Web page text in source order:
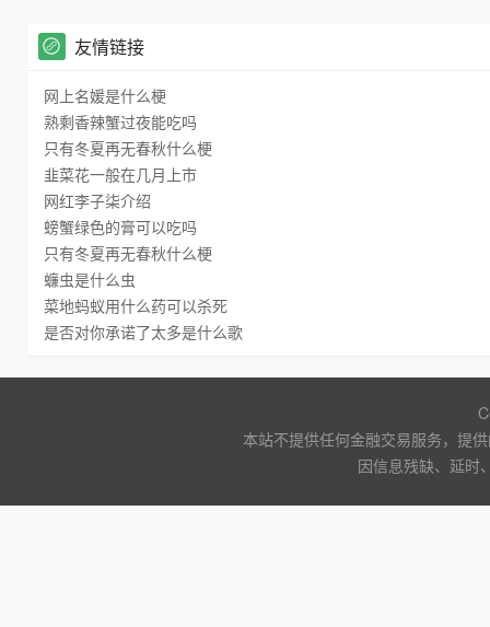
友情链接
网上名媛是什么梗
熟剩香辣蟹过夜能吃吗
只有冬夏再无春秋什么梗
韭菜花一般在几月上市
网红李子柒介绍
螃蟹绿色的膏可以吃吗
只有冬夏再无春秋什么梗
蠊虫是什么虫
菜地蚂蚁用什么药可以杀死
是否对你承诺了太多是什么歌
本站不提供任何金融交易服务，提
因信息残缺、延时